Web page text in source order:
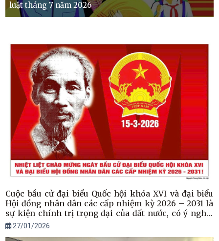
luật tháng 7 năm 2026
Cuộc bầu cử đại biểu Quốc hội khóa XVI và đại biểu
Hội đồng nhân dân các cấp nhiệm kỳ 2026 – 2031 là
sự kiện chính trị trọng đại của đất nước, có ý nghĩa
đặc biệt quan trọng đối với đời sống chính trị – xã
hội và quyền làm chủ của Nhân dân.
27/01/2026